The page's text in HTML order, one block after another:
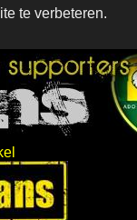
te verbeteren.